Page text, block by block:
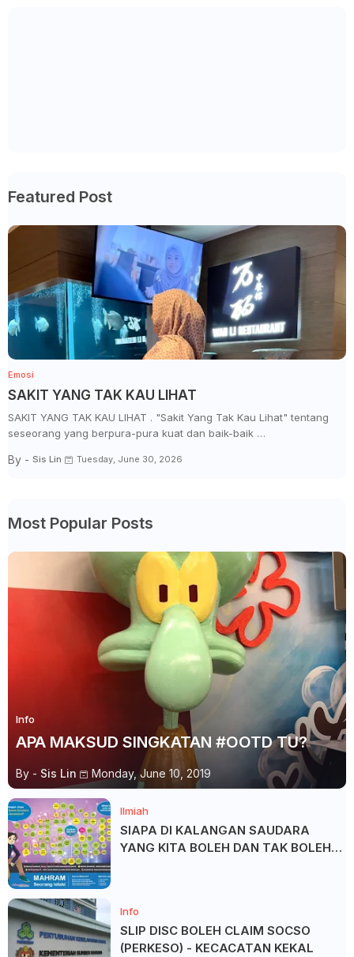
Featured Post
Emosi
SAKIT YANG TAK KAU LIHAT
SAKIT YANG TAK KAU LIHAT . "Sakit Yang Tak Kau Lihat" tentang
seseorang yang berpura-pura kuat dan baik-baik …
By - Sis Lin Tuesday, June 30, 2026
Most Popular Posts
Info
APA MAKSUD SINGKATAN #OOTD TU?
By - Sis Lin Monday, June 10, 2019
Ilmiah
SIAPA DI KALANGAN SAUDARA
YANG KITA BOLEH DAN TAK BOLEH
Info
SLIP DISC BOLEH CLAIM SOCSO
(PERKESO) - KECACATAN KEKAL